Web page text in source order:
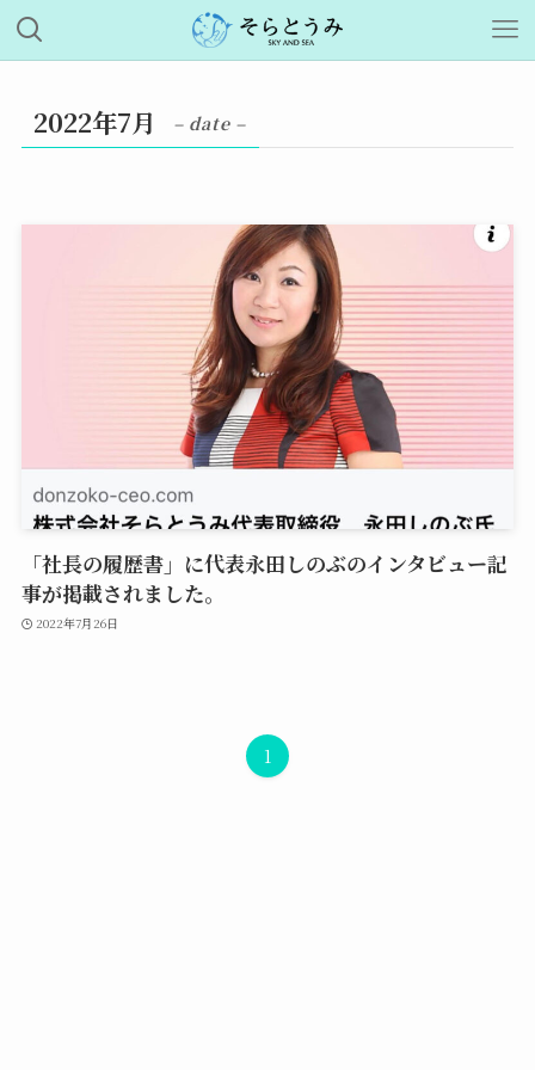
2022年7月 – date –
「社長の履歴書」に代表永田しのぶのインタビュー記
事が掲載されました。
2022年7月26日
1